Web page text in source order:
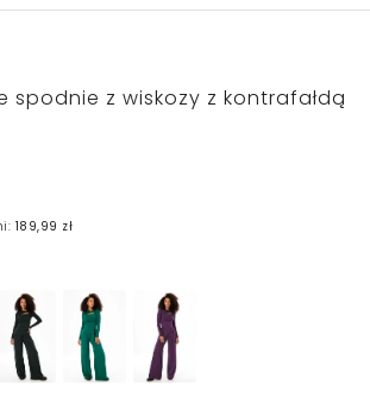
spodnie z wiskozy z kontrafałdą
189,99 zł